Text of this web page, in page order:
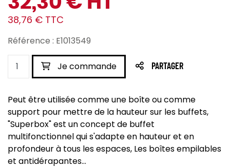
38,76 € TTC
Référence : E1013549
Je commande PARTAGER
Peut être utilisée comme une boîte ou comme
support pour mettre de la hauteur sur les buffets,
"Superbox" est un concept de buffet
multifonctionnel qui s'adapte en hauteur et en
profondeur à tous les espaces, Les boîtes empilables
et antidérapantes...